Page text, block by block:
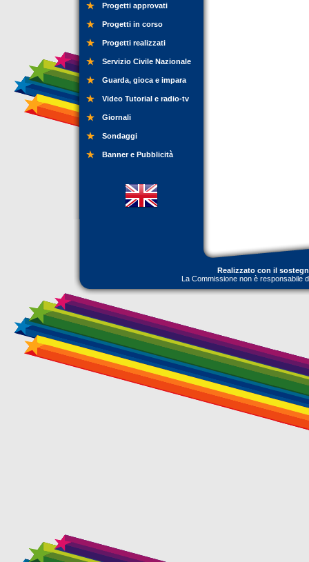
Progetti approvati
Progetti in corso
Progetti realizzati
Servizio Civile Nazionale
Guarda, gioca e impara
Video Tutorial e radio-tv
Giornali
Sondaggi
Banner e Pubblicità
Realizzato con il
La Commissione non è responsabile